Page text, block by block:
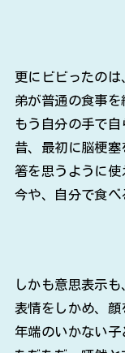
更にビビったのは
弟が普通の食事を
もう自分の手で自
昔、最初に脳梗
箸を思うように
今や、自分で食べ
しかも意思表示
表情をしかめ、顔
年端のいかない